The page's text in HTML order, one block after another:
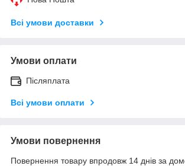
Всі умови доставки
Умови оплати
Післяплата
Всі умови оплати
Умови повернення
Повернення товару впродовж 14 днів за